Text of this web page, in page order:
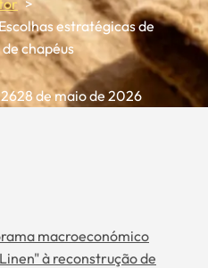
estratégicas de
chapéus
28 de maio de 2026
macroeconómico
à reconstrução de